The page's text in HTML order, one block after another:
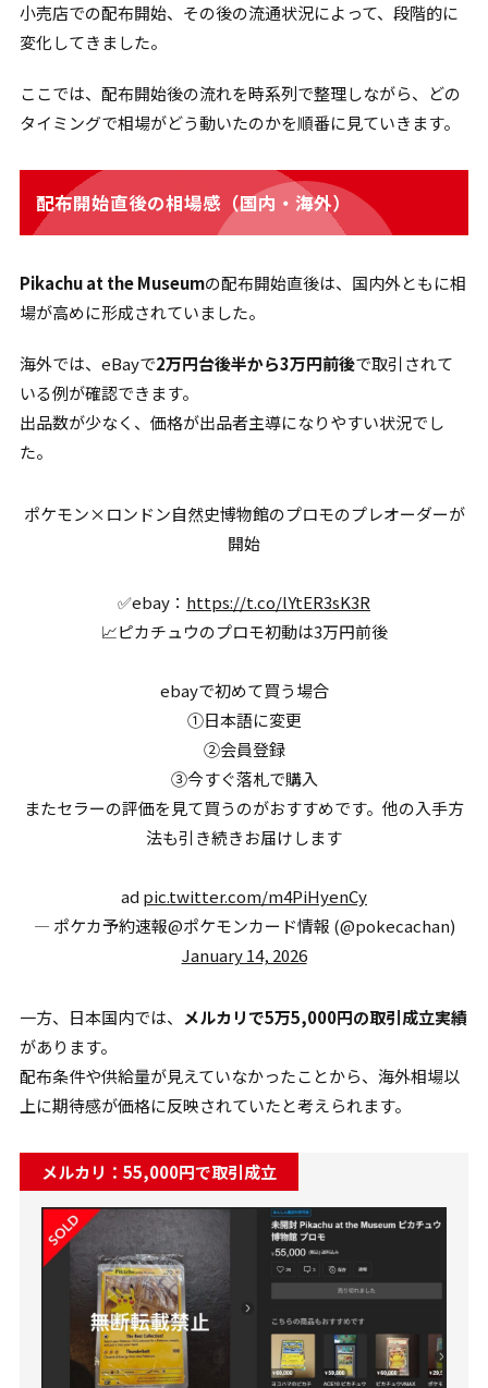
小売店での配布開始、その後の流通状況によって、段階的に
変化してきました。
ここでは、配布開始後の流れを時系列で整理しながら、どの
タイミングで相場がどう動いたのかを順番に見ていきます。
配布開始直後の相場感（国内・海外）
Pikachu at the Museumの配布開始直後は、国内外ともに相
場が高めに形成されていました。
海外では、eBayで2万円台後半から3万円前後で取引されて
いる例が確認できます。
出品数が少なく、価格が出品者主導になりやすい状況でし
た。
ポケモン×ロンドン自然史博物館のプロモのプレオーダーが
開始
✅ebay： https://t.co/lYtER3sK3R
📈ピカチュウのプロモ初動は3万円前後
ebayで初めて買う場合
①日本語に変更
②会員登録
③今すぐ落札で購入
またセラーの評価を見て買うのがおすすめです。他の入手方
法も引き続きお届けします
ad pic.twitter.com/m4PiHyenCy
— ポケカ予約速報@ポケモンカード情報 (@pokecachan)
January 14, 2026
一方、日本国内では、 メルカリで5万5,000円の取引成立実績
があります。
配布条件や供給量が見えていなかったことから、海外相場以
上に期待感が価格に反映されていたと考えられます。
メルカリ：55,000円で取引成立